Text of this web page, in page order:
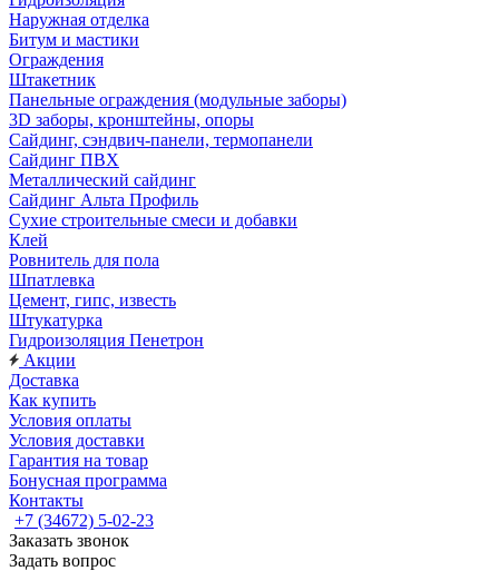
Наружная отделка
Битум и мастики
Ограждения
Штакетник
Панельные ограждения (модульные заборы)
3D заборы, кронштейны, опоры
Cайдинг, сэндвич-панели, термопанели
Сайдинг ПВХ
Металлический сайдинг
Сайдинг Альта Профиль
Сухие строительные смеси и добавки
Клей
Ровнитель для пола
Шпатлевка
Цемент, гипс, известь
Штукатурка
Гидроизоляция Пенетрон
Акции
Доставка
Как купить
Условия оплаты
Условия доставки
Гарантия на товар
Бонусная программа
Контакты
+7 (34672) 5-02-23
Заказать звонок
Задать вопрос